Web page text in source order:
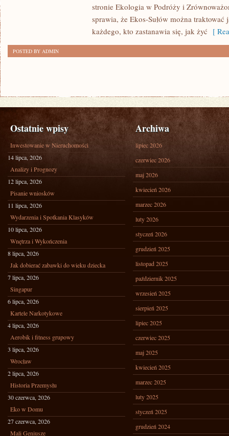
stronie Ekologia w Podróży i
sprawia, że Ekos-Sułów można
każdego, kto zastanawia się, jak żyć [
POSTED BY ADMIN
Ostatnie wpisy
Inwestowanie w Nieruchomości
14 lipca, 2026
Analizy i Prognozy
12 lipca, 2026
Pisanie wniosków
11 lipca, 2026
Wydarzenia i Spotkania Klasyków
10 lipca, 2026
Wnętrza i Wykończenia
8 lipca, 2026
Jak dobierać zabawki do wieku dziecka
7 lipca, 2026
Singapur
6 lipca, 2026
Kartele Narkotykowe
4 lipca, 2026
Aerobik i fitness grupowy
3 lipca, 2026
Wrocław
2 lipca, 2026
Historia Przemysłu
30 czerwca, 2026
Eko w Domu
27 czerwca, 2026
Mali Geniusze
Archiwa
lipiec 2026
czerwiec 2026
maj 2026
kwiecień 2026
marzec 2026
luty 2026
styczeń 2026
grudzień 2025
listopad 2025
październik 2025
wrzesień 2025
sierpień 2025
lipiec 2025
czerwiec 2025
maj 2025
kwiecień 2025
marzec 2025
luty 2025
styczeń 2025
grudzień 2024